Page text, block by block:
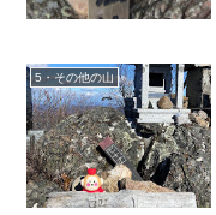
5・その他の山